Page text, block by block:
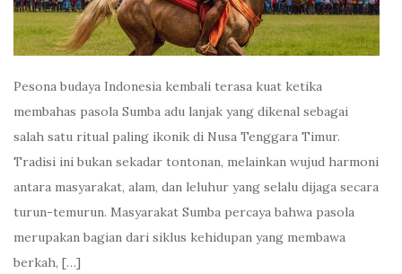
Pesona budaya Indonesia kembali terasa kuat ketika
membahas pasola Sumba adu lanjak yang dikenal sebagai
salah satu ritual paling ikonik di Nusa Tenggara Timur.
Tradisi ini bukan sekadar tontonan, melainkan wujud harmoni
antara masyarakat, alam, dan leluhur yang selalu dijaga secara
turun-temurun. Masyarakat Sumba percaya bahwa pasola
merupakan bagian dari siklus kehidupan yang membawa
berkah, […]